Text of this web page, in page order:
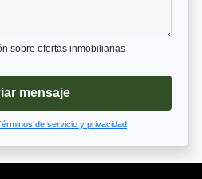
sobre ofertas inmobiliarias
mensaje
de servicio y privacidad